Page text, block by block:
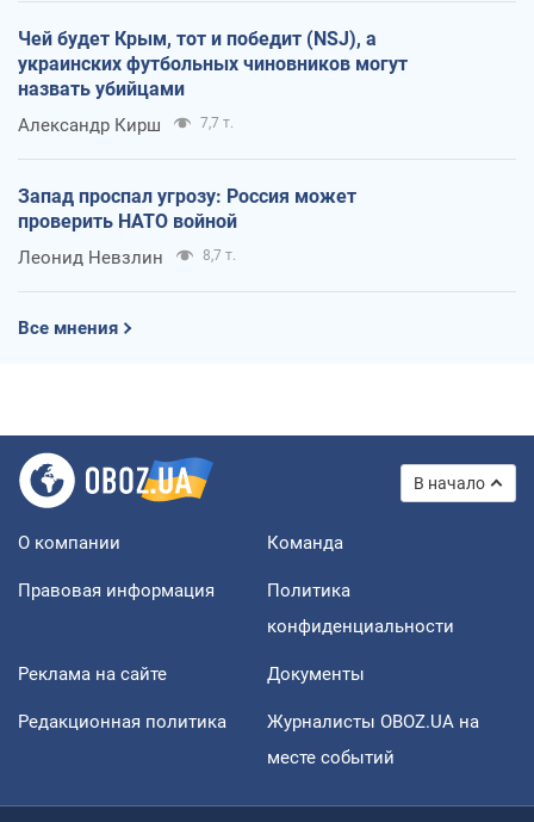
Чей будет Крым, тот и победит (NSJ), а
украинских футбольных чиновников могут
назвать убийцами
Александр Кирш 7,7 т.
Запад проспал угрозу: Россия может
проверить НАТО войной
Леонид Невзлин 8,7 т.
Все мнения
В начало
О компании Команда
Правовая информация
Политика
конфиденциальности
Реклама на сайте Документы
Редакционная политика
Журналисты OBOZ.UA на
месте событий